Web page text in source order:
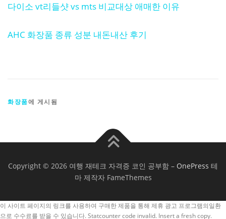
다이소 vt리들샷 vs mts 비교대상 애매한 이유
AHC 화장품 종류 성분 내돈내산 후기
화장품에 게시됨
Copyright © 2026 여행 재테크 자격증 코인 공부함 – OnePress 테
마 제작자 FameThemes
이 사이트 페이지의 링크를 사용하여 구매한 제품을 통해 제휴 광고 프로그램의일환
으로 수수료를 받을 수 있습니다. Statcounter code invalid. Insert a fresh copy.